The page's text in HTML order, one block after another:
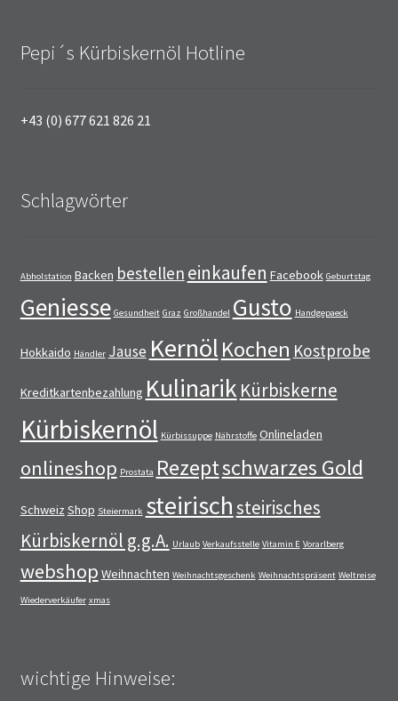
Pepi´s Kürbiskernöl Hotline
+43 (0) 677 621 826 21
Schlagwörter
Abholstation Backen bestellen einkaufen Facebook Geburtstag
Geniesse Gesundheit Graz Großhandel Gusto Handgepaeck
Hokkaido Händler Jause KernölKochen Kostprobe
Kreditkartenbezahlung Kulinarik Kürbiskerne
Kürbiskernöl Kürbissuppe Nährstoffe Onlineladen
onlineshop Prostata Rezeptschwarzes Gold
Schweiz Shop Steiermark steirischsteirisches
Kürbiskernöl g.g.A. Urlaub Verkaufsstelle Vitamin E Vorarlberg
webshop Weihnachten Weihnachtsgeschenk Weihnachtspräsent Weltreise
Wiederverkäufer xmas
wichtige Hinweise: